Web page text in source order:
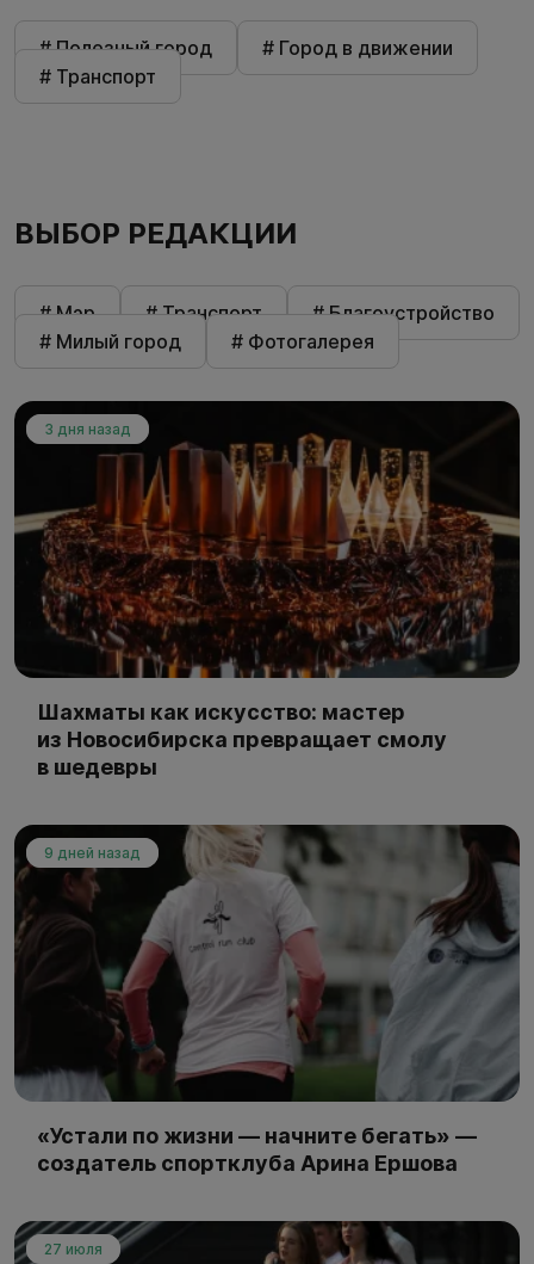
# Полезный город
# Город в движении
# Транспорт
ВЫБОР РЕДАКЦИИ
# Мэр # Транспорт
# Благоустройство
# Милый город
# Фотогалерея
3 дня назад
Шахматы как искусство: мастер
из Новосибирска превращает смолу
в шедевры
9 дней назад
«Устали по жизни — начните бегать» —
создатель спортклуба Арина Ершова
27 июля